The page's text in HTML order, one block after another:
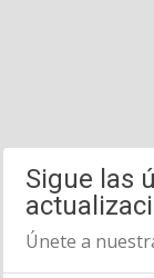
Sigue las
Únete a